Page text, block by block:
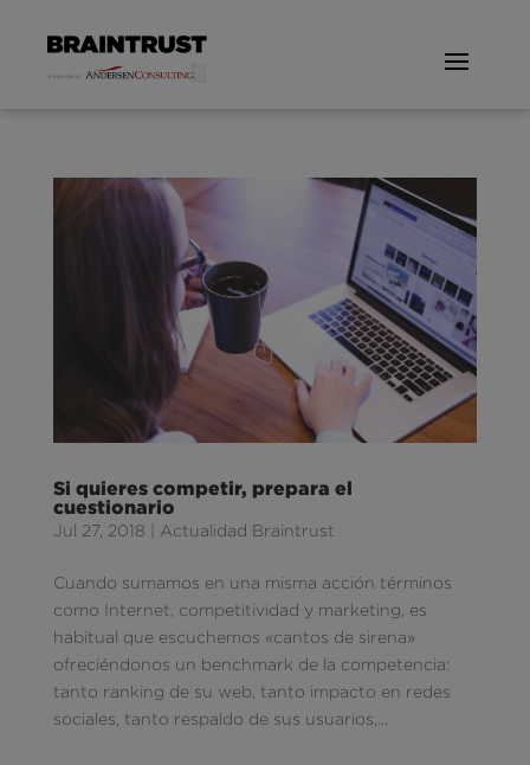
Si quieres competir, prepara el
cuestionario
Jul 27, 2018 Actualidad Braintrust
Cuando sumamos en una misma acción términos
como Internet, competitividad y marketing, es
habitual que escuchemos «cantos de sirena»
ofreciéndonos un benchmark de la competencia:
tanto ranking de su web, tanto impacto en redes
sociales, tanto respaldo de sus usuarios,...